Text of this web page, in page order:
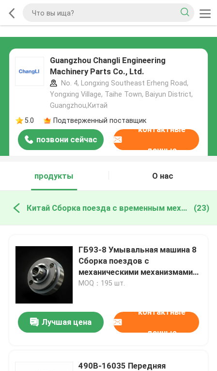
Guangzhou Changli Engineering
Machinery Parts Co., Ltd.
No. 4, Longxing Southeast Erheng Road,
Yongxing Village, Taihe Town, Baiyun District,
Guangzhou,Китай
5.0
Подтверженный поставщик
позвони сейчас
контактные
данные
продукты О нас
Китай Сборка поезда с временным механизмом (23)
ГБ93-8 Умывальная машина 8
Сборка поездов с
механическими механизмами
Синчайский вилочный тягач
MOQ：195 шт.
Лучшая цена
контактные
данные
490B-16035 Передняя